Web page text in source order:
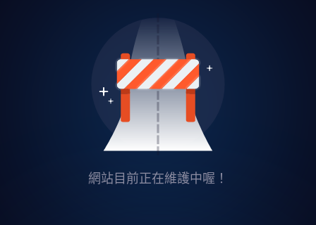
網站目前正在維護中喔！